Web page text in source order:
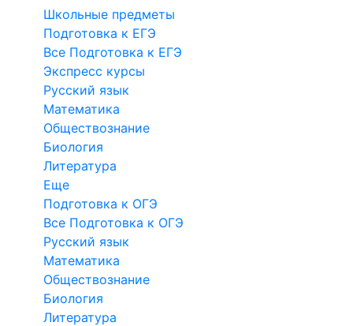
Школьные предметы
Подготовка к ЕГЭ
Все Подготовка к ЕГЭ
Экспресс курсы
Русский язык
Математика
Обществознание
Биология
Литература
Еще
Подготовка к ОГЭ
Все Подготовка к ОГЭ
Русский язык
Математика
Обществознание
Биология
Литература